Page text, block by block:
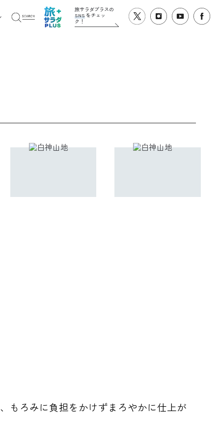
旅サラダプラスの
SNSをチェッ
ク！
もろみに負担をかけずまろやかに仕上が